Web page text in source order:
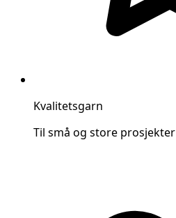
Kvalitetsgarn
Til små og store prosjekter